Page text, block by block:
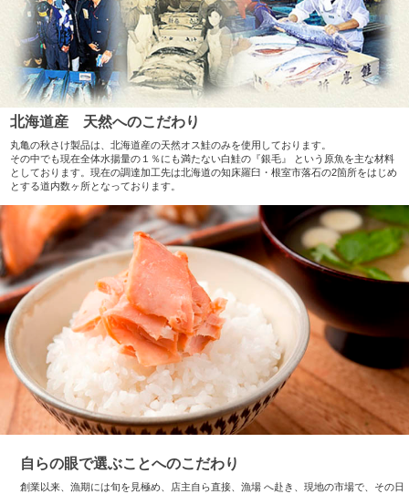
北海道産 天然へのこだわり
丸亀の秋さけ製品は、北海道産の天然オス鮭のみを使用しております。
その中でも現在全体水揚量の１％にも満たない白鮭の『銀毛』 という原魚を主な材料
としております。現在の調達加工先は北海道の知床羅臼・根室市落石の2箇所をはじめ
とする道内数ヶ所となっております。
自らの眼で選ぶことへのこだわり
創業以来、漁期には旬を見極め、店主自ら直接、漁場 へ赴き、現地の市場で、その日